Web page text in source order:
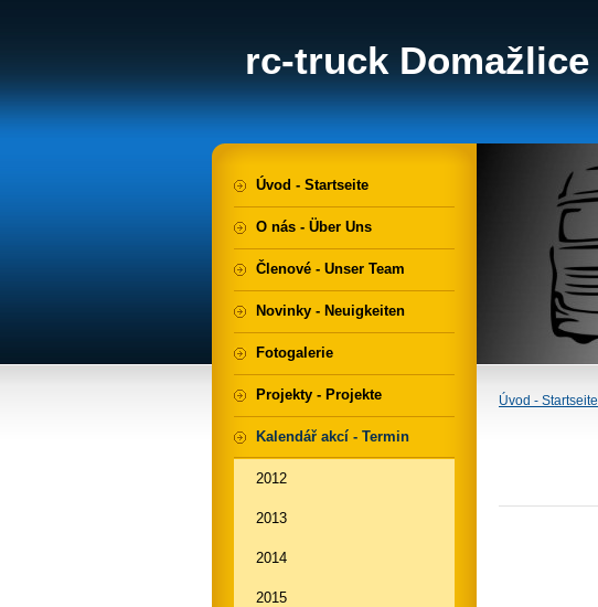
rc-truck Domažlice
Úvod - Startseite
Úvod - Startseite
O nás - Über Uns
Členové - Unser Team
Novinky - Neuigkeiten
Fotogalerie
Projekty - Projekte
Kalendář akcí - Termin
2012
2013
2014
2015